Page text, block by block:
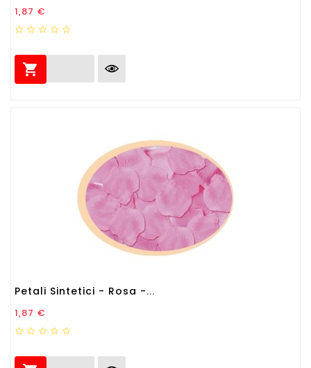
Prezzo
1,87 €

Petali Sintetici - Rosa -...
Prezzo
1,87 €